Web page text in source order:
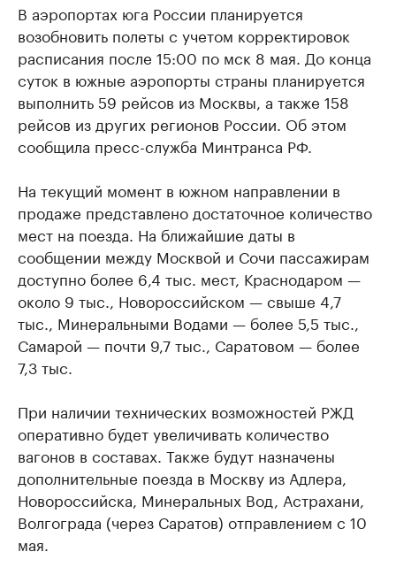
В аэропортах юга России планируется
возобновить полеты с учетом корректировок
расписания после 15:00 по мск 8 мая. До конца
суток в южные аэропорты страны планируется
выполнить 59 рейсов из Москвы, а также 158
рейсов из других регионов России. Об этом
сообщила пресс-служба Минтранса РФ.
На текущий момент в южном направлении в
продаже представлено достаточное количество
мест на поезда. На ближайшие даты в
сообщении между Москвой и Сочи пассажирам
доступно более 6,4 тыс. мест, Краснодаром —
около 9 тыс., Новороссийском — свыше 4,7
тыс., Минеральными Водами — более 5,5 тыс.,
Самарой — почти 9,7 тыс., Саратовом — более
7,3 тыс.
При наличии технических возможностей РЖД
оперативно будет увеличивать количество
вагонов в составах. Также будут назначены
дополнительные поезда в Москву из Адлера,
Новороссийска, Минеральных Вод, Астрахани,
Волгограда (через Саратов) отправлением с 10
мая.